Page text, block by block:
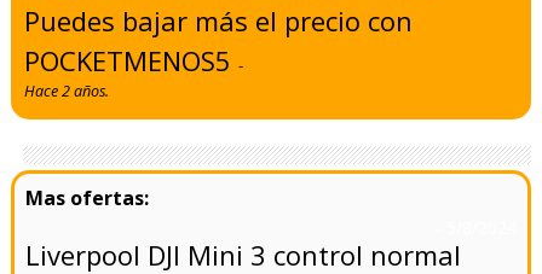
Puedes bajar más el precio con
POCKETMENOS5-
Hace 2 años.
Liverpool DJI Mini 3 control normal